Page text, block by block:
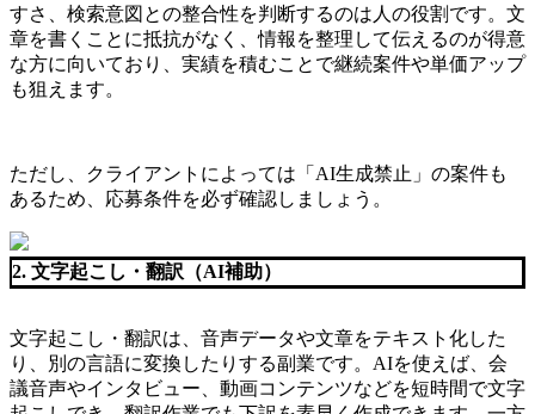
すさ、検索意図との整合性を判断するのは人の役割です。文
章を書くことに抵抗がなく、情報を整理して伝えるのが得意
な方に向いており、実績を積むことで継続案件や単価アップ
も狙えます。
ただし、クライアントによっては「AI生成禁止」の案件も
あるため、応募条件を必ず確認しましょう。
2. 文字起こし・翻訳（AI補助）
文字起こし・翻訳は、音声データや文章をテキスト化した
り、別の言語に変換したりする副業です。AIを使えば、会
議音声やインタビュー、動画コンテンツなどを短時間で文字